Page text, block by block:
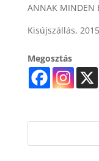
ANNAK MINDEN
Kisújszállás,
Megosztás